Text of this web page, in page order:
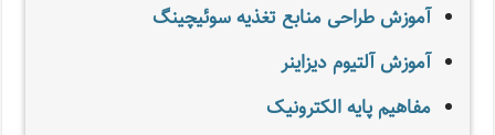
آموزش طراحی منابع تغذیه سوئیچینگ
آموزش آلتیوم دیزاینر
مفاهیم پایه الکترونیک